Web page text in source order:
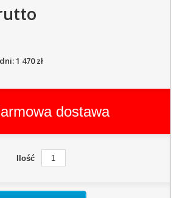
1 470 zł
dostawa
Ilość